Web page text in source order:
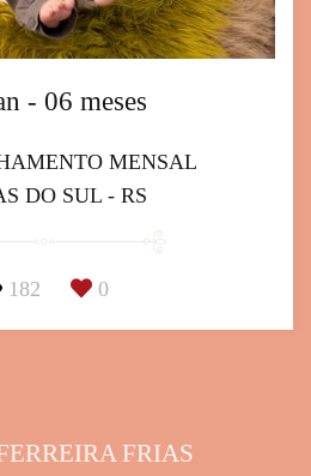
- 06 meses
MENSAL
DO SUL - RS
182 0
FRIAS